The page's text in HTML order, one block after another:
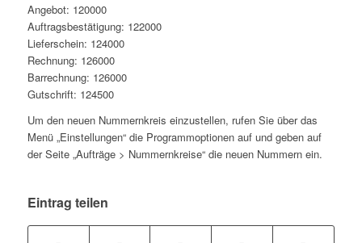
Angebot: 120000
Auftragsbestätigung: 122000
Lieferschein: 124000
Rechnung: 126000
Barrechnung: 126000
Gutschrift: 124500
Um den neuen Nummernkreis einzustellen, rufen Sie über das
Menü „Einstellungen“ die Programmoptionen auf und geben auf
der Seite „Aufträge > Nummernkreise“ die neuen Nummern ein.
Eintrag teilen